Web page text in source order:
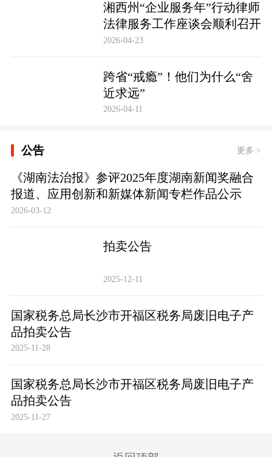
湘西州“企业服务年”行动律师
法律服务工作座谈会顺利召开
2026-04-23
跨省“戒瘾”！他们为什么“舍
近求远”
2026-04-11
公告 更多 >
《湖南法治报》参评2025年度湖南新闻奖融合
报道、应用创新和新媒体新闻专栏作品公示
2026-03-12
拍卖公告
2025-12-11
国家税务总局长沙市开福区税务局废旧电子产
品拍卖公告
2025-11-28
国家税务总局长沙市开福区税务局废旧电子产
品拍卖公告
2025-11-27